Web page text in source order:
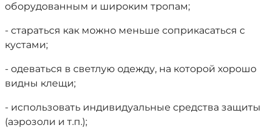
оборудованным и широким тропам;
- стараться как можно меньше соприкасаться с
кустами;
- одеваться в светлую одежду, на которой хорошо
видны клещи;
- использовать индивидуальные средства защиты
(аэрозоли и т.п.);